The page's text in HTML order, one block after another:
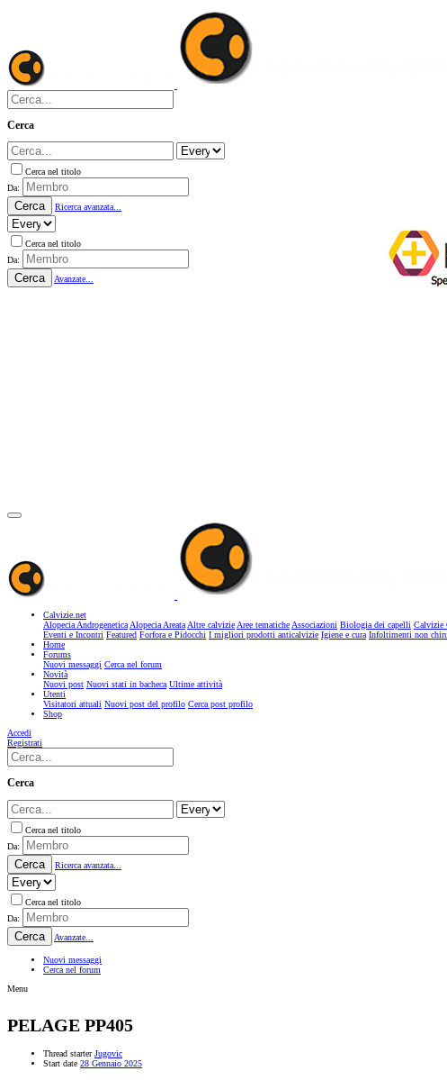
Cerca
Cerca nel titolo
Da:
Cerca Ricerca avanzata...
Cerca nel titolo
Da:
Cerca Avanzate...
Calvizie.net
Alopecia AndrogeneticaAlopecia AreataAltre calvizieAree tematicheAssociazioni Biologia dei capelli Calvizie
Eventi e Incontri Featured Forfora e Pidocchi I migliori prodotti anticalvizie Igiene e cura Infoltimenti non
Home
Forums
Nuovi messaggi Cerca nel forum
Novità
Nuovi post Nuovi stati in bacheca Ultime attività
Utenti
Visitatori attuali Nuovi post del profilo Cerca post profilo
Shop
Accedi
Registrati
Cerca
Cerca nel titolo
Da:
Cerca Ricerca avanzata...
Cerca nel titolo
Da:
Cerca Avanzate...
Nuovi messaggi
Cerca nel forum
Menu
PELAGE PP405
Thread starter Jugovic
Start date 28 Gennaio 2025